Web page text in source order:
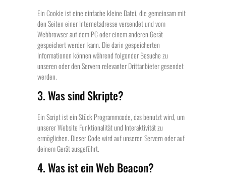
Ein Cookie ist eine einfache kleine Datei, die gemeinsam mit
den Seiten einer Internetadresse versendet und vom
Webbrowser auf dem PC oder einem anderen Gerät
gespeichert werden kann. Die darin gespeicherten
Informationen können während folgender Besuche zu
unseren oder den Servern relevanter Drittanbieter gesendet
werden.
3. Was sind Skripte?
Ein Script ist ein Stück Programmcode, das benutzt wird, um
unserer Website Funktionalität und Interaktivität zu
ermöglichen. Dieser Code wird auf unseren Servern oder auf
deinem Gerät ausgeführt.
4. Was ist ein Web Beacon?